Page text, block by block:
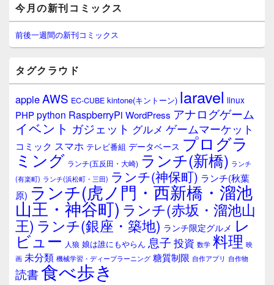
イ
ン
サ
イ
ウ
ィ
ジ
ェ
ア
今月の新刊コミックス
前後一週間の新刊コミックス
タグクラウド
appleAWS EC-CUBE kintone(キントーン) laravel linux
PHPpython RaspberryPi WordPress アナログゲーム
イベント ガジェット グルメ ゲームマーケット
コミック スマホ テレビ番組 データベース プログラ
ミング ランチ(五反田・大崎) ランチ(新橋) ランチ
(有楽町) ランチ(浜松町・三田) ランチ(神保町) ランチ(秋葉
原) ランチ(虎ノ門・西新橋・溜池
山王・神谷町) ランチ(赤坂・溜池山
王) ランチ(銀座・築地) ランチ限定グルメ レ
ビュー 人狼 娘は誰にもやらん 息子 投資 数学 料理 映
画 未分類 機械学習・ディープラーニング 糖質制限 自作アプリ 自作物
読書食べ歩き